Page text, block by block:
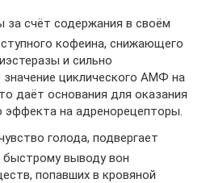
за счёт содержания в своём
кофеина, снижающего
и сильно
циклического АМФ на
даёт основания для оказания
на адренорецепторы.
голода, подвергает
быстрому выводу вон
попавших в кровяной